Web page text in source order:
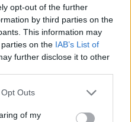
opt-out of the further
by third parties on the
This information may
on the IAB’s List of
further disclose it to other
uses one or more Google
You may click to
Outs
of my
πίεση.
ότι στόχος των
διαχείριση
αποφυγή
με τον